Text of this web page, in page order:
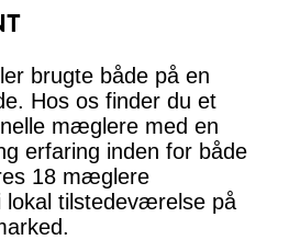
brugte både på en
Hos os finder du et
mæglere med en
erfaring inden for både
18 mæglere
tilstedeværelse på